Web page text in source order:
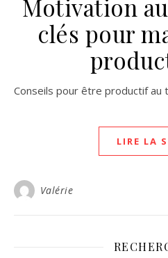
Motivation
clés pour
Conseils pour être productif au
LIRE LA
Valérie